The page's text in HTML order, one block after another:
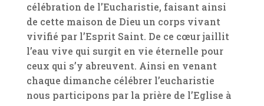
célébration de l’Eucharistie, faisant ainsi
de cette maison de Dieu un corps vivant
vivifié par l’Esprit Saint. De ce cœur jaillit
l’eau vive qui surgit en vie éternelle pour
ceux qui s’y abreuvent. Ainsi en venant
chaque dimanche célébrer l’eucharistie
nous participons par la prière de l’Eglise à